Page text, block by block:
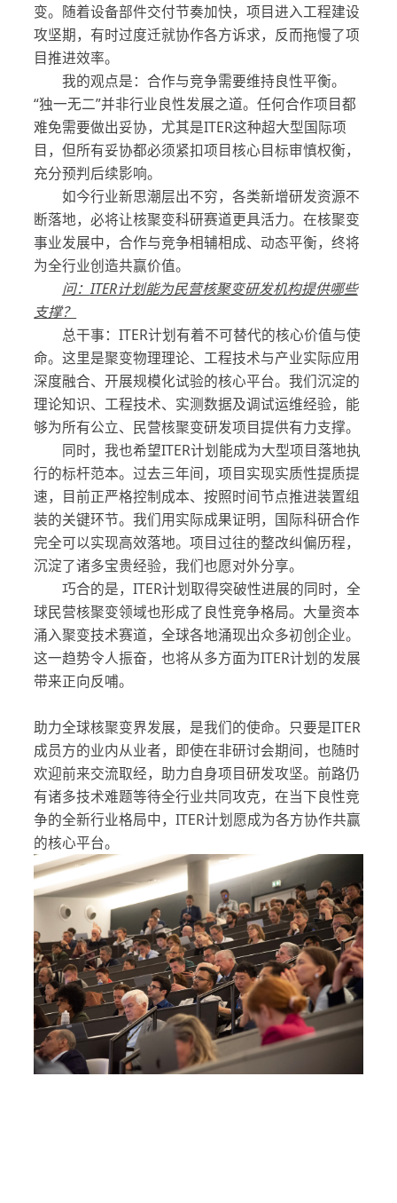
变。随着设备部件交付节奏加快，项目进入工程建设
攻坚期，有时过度迁就协作各方诉求，反而拖慢了项
目推进效率。
我的观点是：合作与竞争需要维持良性平衡。
“独一无二”并非行业良性发展之道。任何合作项目都
难免需要做出妥协，尤其是ITER这种超大型国际项
目，但所有妥协都必须紧扣项目核心目标审慎权衡，
充分预判后续影响。
如今行业新思潮层出不穷，各类新增研发资源不
断落地，必将让核聚变科研赛道更具活力。在核聚变
事业发展中，合作与竞争相辅相成、动态平衡，终将
为全行业创造共赢价值。
问：ITER计划能为民营核聚变研发机构提供哪些
支撑？
总干事：ITER计划有着不可替代的核心价值与使
命。这里是聚变物理理论、工程技术与产业实际应用
深度融合、开展规模化试验的核心平台。我们沉淀的
理论知识、工程技术、实测数据及调试运维经验，能
够为所有公立、民营核聚变研发项目提供有力支撑。
同时，我也希望ITER计划能成为大型项目落地执
行的标杆范本。过去三年间，项目实现实质性提质提
速，目前正严格控制成本、按照时间节点推进装置组
装的关键环节。我们用实际成果证明，国际科研合作
完全可以实现高效落地。项目过往的整改纠偏历程，
沉淀了诸多宝贵经验，我们也愿对外分享。
巧合的是，ITER计划取得突破性进展的同时，全
球民营核聚变领域也形成了良性竞争格局。大量资本
涌入聚变技术赛道，全球各地涌现出众多初创企业。
这一趋势令人振奋，也将从多方面为ITER计划的发展
带来正向反哺。
助力全球核聚变界发展，是我们的使命。只要是ITER
成员方的业内从业者，即使在非研讨会期间，也随时
欢迎前来交流取经，助力自身项目研发攻坚。前路仍
有诸多技术难题等待全行业共同攻克，在当下良性竞
争的全新行业格局中，ITER计划愿成为各方协作共赢
的核心平台。